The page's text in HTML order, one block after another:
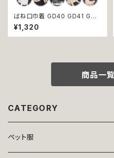
ばね口巾着 GD40 GD41 GD4
2 GD43 GD44 わんこポーチ
ポーチ デニム コットン チワワ柄
トイプードル柄 フレンチブルドッ
¥1,320
商品一
CATEGORY
ペット服